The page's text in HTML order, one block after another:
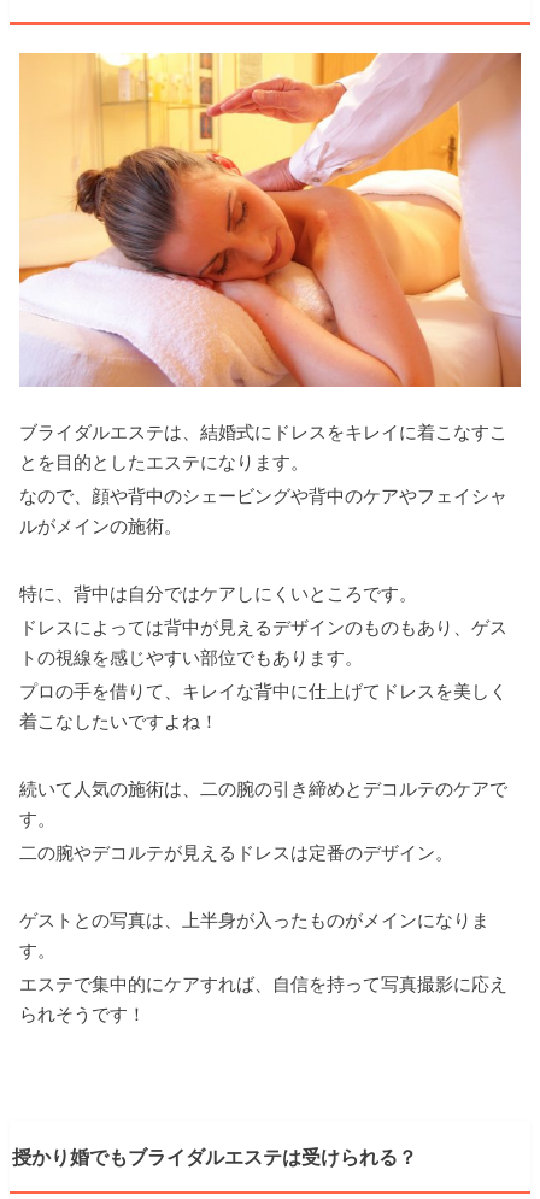
ブライダルエステは、結婚式にドレスをキレイに着こなすこ
とを目的としたエステになります。
なので、顔や背中のシェービングや背中のケアやフェイシャ
ルがメインの施術。
特に、背中は自分ではケアしにくいところです。
ドレスによっては背中が見えるデザインのものもあり、ゲス
トの視線を感じやすい部位でもあります。
プロの手を借りて、キレイな背中に仕上げてドレスを美しく
着こなしたいですよね！
続いて人気の施術は、二の腕の引き締めとデコルテのケアで
す。
二の腕やデコルテが見えるドレスは定番のデザイン。
ゲストとの写真は、上半身が入ったものがメインになりま
す。
エステで集中的にケアすれば、自信を持って写真撮影に応え
られそうです！
授かり婚でもブライダルエステは受けられる？